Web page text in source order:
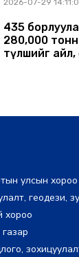
435
280,000
түлшийг айл,
улсын хороо
геодези,
хороо